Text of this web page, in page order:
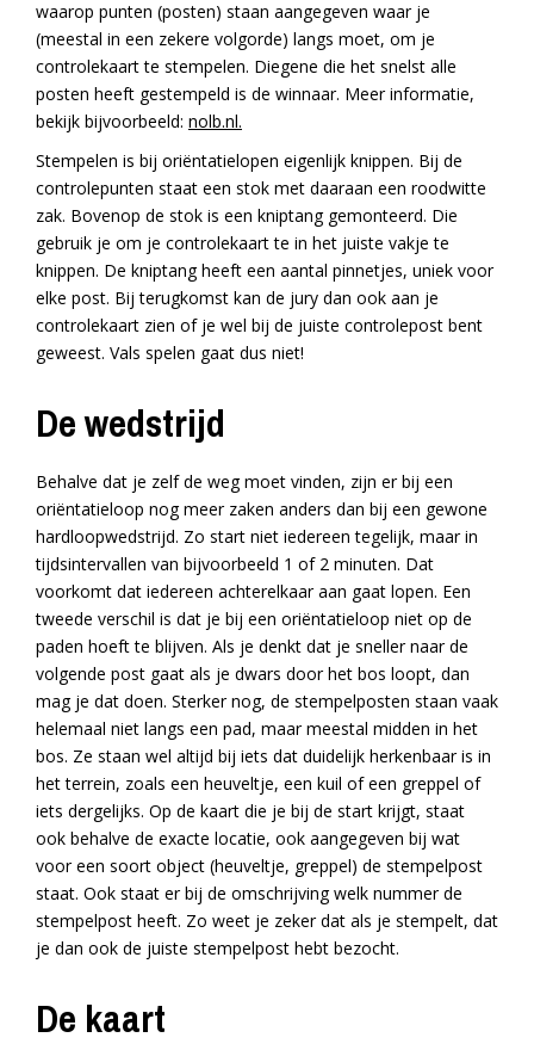
waarop punten (posten) staan aangegeven waar je
(meestal in een zekere volgorde) langs moet, om je
controlekaart te stempelen. Diegene die het snelst alle
posten heeft gestempeld is de winnaar. Meer informatie,
bekijk bijvoorbeeld: nolb.nl.
Stempelen is bij oriëntatielopen eigenlijk knippen. Bij de
controlepunten staat een stok met daaraan een roodwitte
zak. Bovenop de stok is een kniptang gemonteerd. Die
gebruik je om je controlekaart te in het juiste vakje te
knippen. De kniptang heeft een aantal pinnetjes, uniek voor
elke post. Bij terugkomst kan de jury dan ook aan je
controlekaart zien of je wel bij de juiste controlepost bent
geweest. Vals spelen gaat dus niet!
De wedstrijd
Behalve dat je zelf de weg moet vinden, zijn er bij een
oriëntatieloop nog meer zaken anders dan bij een gewone
hardloopwedstrijd. Zo start niet iedereen tegelijk, maar in
tijdsintervallen van bijvoorbeeld 1 of 2 minuten. Dat
voorkomt dat iedereen achterelkaar aan gaat lopen. Een
tweede verschil is dat je bij een oriëntatieloop niet op de
paden hoeft te blijven. Als je denkt dat je sneller naar de
volgende post gaat als je dwars door het bos loopt, dan
mag je dat doen. Sterker nog, de stempelposten staan vaak
helemaal niet langs een pad, maar meestal midden in het
bos. Ze staan wel altijd bij iets dat duidelijk herkenbaar is in
het terrein, zoals een heuveltje, een kuil of een greppel of
iets dergelijks. Op de kaart die je bij de start krijgt, staat
ook behalve de exacte locatie, ook aangegeven bij wat
voor een soort object (heuveltje, greppel) de stempelpost
staat. Ook staat er bij de omschrijving welk nummer de
stempelpost heeft. Zo weet je zeker dat als je stempelt, dat
je dan ook de juiste stempelpost hebt bezocht.
De kaart